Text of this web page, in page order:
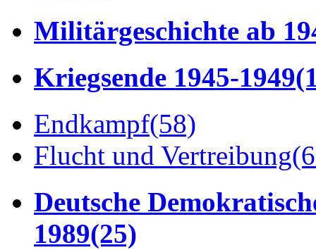
Militärgeschichte ab
Kriegsende 1945-1949
Endkampf(58)
Flucht und Vertreibung
Deutsche
1989(25)